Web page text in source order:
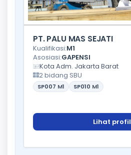
PT. PALU MAS SEJATI
Kualifikasi:M1
Asosiasi:GAPENSI
Kota Adm. Jakarta Barat
2 bidang SBU
SP007 M1 SP010 M1
Lihat profil